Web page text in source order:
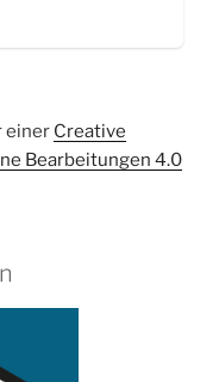
einer Creative
Bearbeitungen 4.0